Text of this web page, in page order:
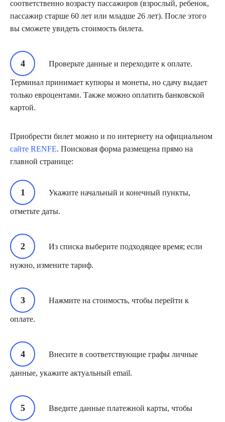
соответственно возрасту пассажиров (взрослый, ребенок,
пассажир старше 60 лет или младше 26 лет). После этого
вы сможете увидеть стоимость билета.
Проверьте данные и переходите к оплате.
Терминал принимает купюры и монеты, но сдачу выдает
только евроцентами. Также можно оплатить банковской
картой.
Приобрести билет можно и по интернету на официальном
сайте RENFE. Поисковая форма размещена прямо на
главной странице:
Укажите начальный и конечный пункты,
отметьте даты.
Из списка выберите подходящее время; если
нужно, измените тариф.
Нажмите на стоимость, чтобы перейти к
оплате.
Внесите в соответствующие графы личные
данные, укажите актуальный email.
Введите данные платежной карты, чтобы